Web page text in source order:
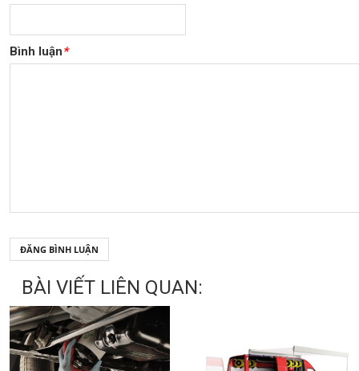
Bình luận*
ĐĂNG BÌNH LUẬN
BÀI VIẾT LIÊN QUAN: